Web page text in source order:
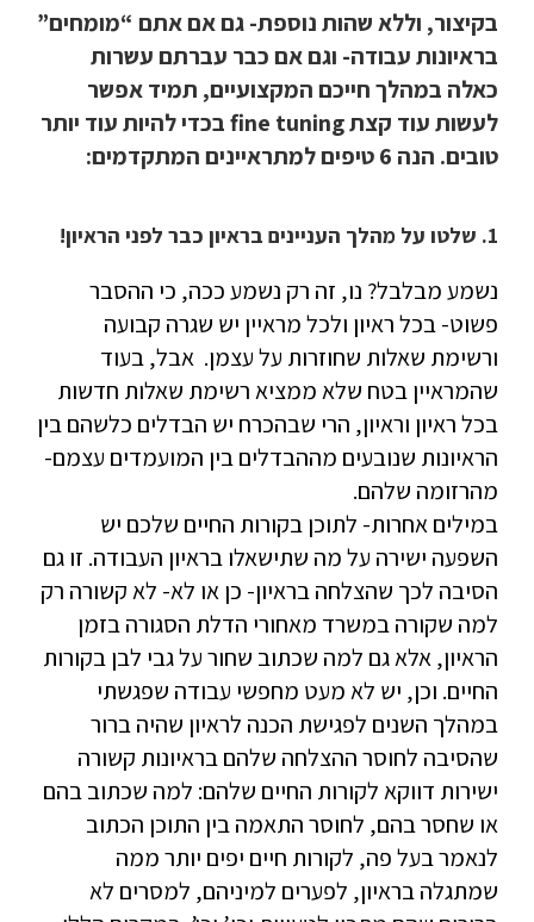
בקיצור, וללא שהות נוספת- גם אם אתם “מומחים”
בראיונות עבודה- וגם אם כבר עברתם עשרות
כאלה במהלך חייכם המקצועיים, תמיד אפשר
לעשות עוד קצת fine tuning בכדי להיות עוד יותר
טובים. הנה 6 טיפים למתראיינים המתקדמים:
1. שלטו על מהלך העניינים בראיון כבר לפני הראיון!
נשמע מבלבל? נו, זה רק נשמע ככה, כי ההסבר
פשוט- בכל ראיון ולכל מראיין יש שגרה קבועה
ורשימת שאלות שחוזרות על עצמן. אבל, בעוד
שהמראיין בטח שלא ממציא רשימת שאלות חדשות
בכל ראיון וראיון, הרי שבהכרח יש הבדלים כלשהם בין
הראיונות שנובעים מההבדלים בין המועמדים עצמם-
מהרזומה שלהם.
במילים אחרות- לתוכן בקורות החיים שלכם יש
השפעה ישירה על מה שתישאלו בראיון העבודה. זו גם
הסיבה לכך שהצלחה בראיון- כן או לא- לא קשורה רק
למה שקורה במשרד מאחורי הדלת הסגורה בזמן
הראיון, אלא גם למה שכתוב שחור על גבי לבן בקורות
החיים. וכן, יש לא מעט מחפשי עבודה שפגשתי
במהלך השנים לפגישת הכנה לראיון שהיה ברור
שהסיבה לחוסר ההצלחה שלהם בראיונות קשורה
ישירות דווקא לקורות החיים שלהם: למה שכתוב בהם
או שחסר בהם, לחוסר התאמה בין התוכן הכתוב
לנאמר בעל פה, לקורות חיים יפים יותר ממה
שמתגלה בראיון, לפערים למיניהם, למסרים לא